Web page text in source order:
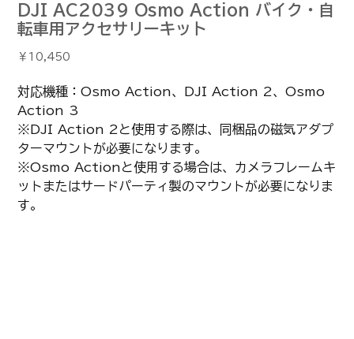
DJI AC2039 Osmo Action バイク・自
転車用アクセサリーキット
価
格
￥10,450
対応機種：Osmo Action、DJI Action 2、Osmo
Action 3
※DJI Action 2と使用する際は、同梱品の磁気アダプ
ターマウントが必要になります。
※Osmo Actionと使用する場合は、カメラフレームキ
ットまたはサードパーティ製のマウントが必要になりま
す。